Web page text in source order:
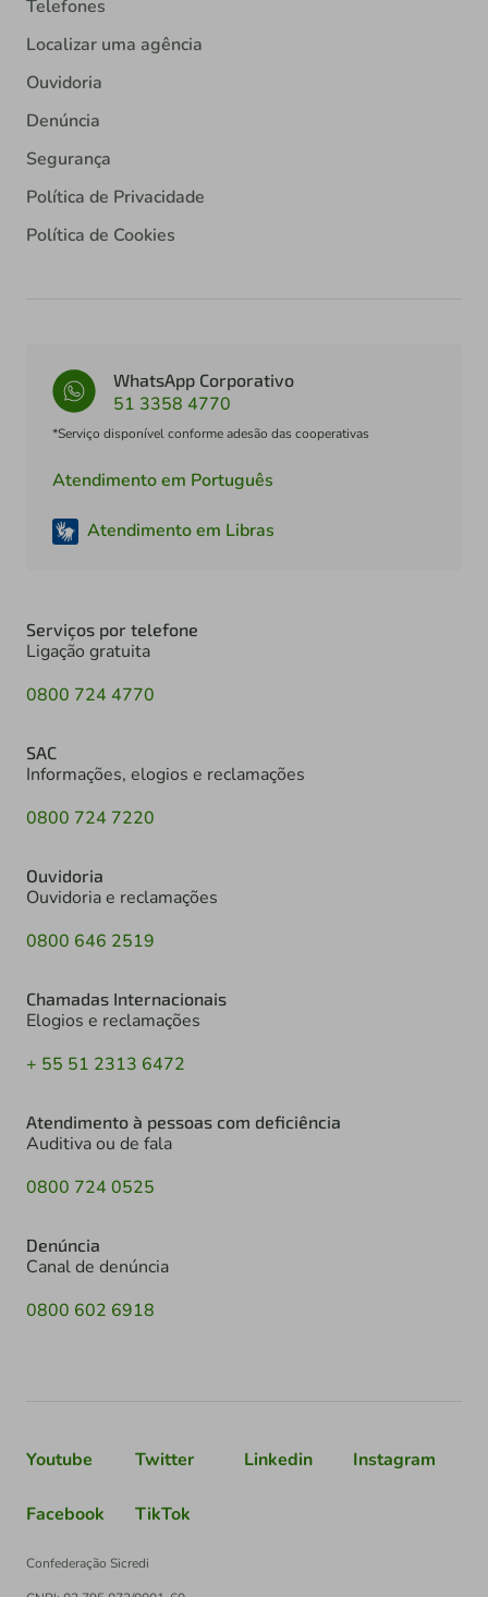
Telefones
Localizar uma agência
Ouvidoria
Denúncia
Segurança
Política de Privacidade
Política de Cookies
WhatsApp Corporativo
51 3358 4770
*Serviço disponível conforme adesão das cooperativas
Atendimento em Português
Atendimento em Libras
Serviços por telefone
Ligação gratuita
0800 724 4770
SAC
Informações, elogios e reclamações
0800 724 7220
Ouvidoria
Ouvidoria e reclamações
0800 646 2519
Chamadas Internacionais
Elogios e reclamações
+ 55 51 2313 6472
Atendimento à pessoas com deficiência
Auditiva ou de fala
0800 724 0525
Denúncia
Canal de denúncia
0800 602 6918
Youtube Twitter Linkedin Instagram
Facebook TikTok
Confederação Sicredi